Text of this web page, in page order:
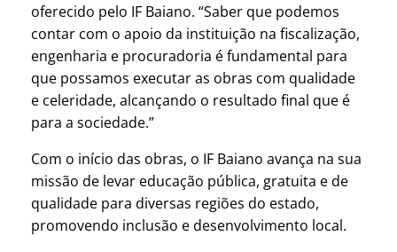
oferecido pelo IF Baiano. “Saber que podemos
contar com o apoio da instituição na fiscalização,
engenharia e procuradoria é fundamental para
que possamos executar as obras com qualidade
e celeridade, alcançando o resultado final que é
para a sociedade.”
Com o início das obras, o IF Baiano avança na sua
missão de levar educação pública, gratuita e de
qualidade para diversas regiões do estado,
promovendo inclusão e desenvolvimento local.